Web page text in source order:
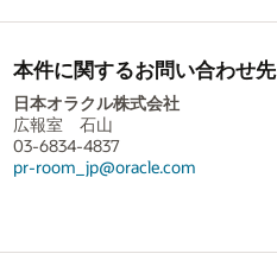
本件に関するお問い合わせ先
日本オラクル株式会社
広報室 石山
03-6834-4837
pr-room_jp@oracle.com